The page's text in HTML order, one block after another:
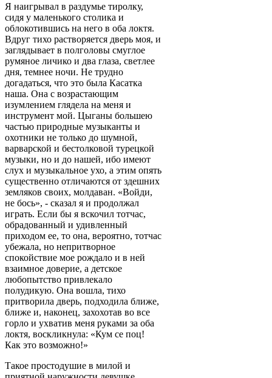
Я наигрывал в раздумье тиролку,
сидя у маленького столика и
облокотившись на него в оба локтя.
Вдруг тихо растворяется дверь моя, и
заглядывает в полголовы смуглое
румяное личико и два глаза, светлее
дня, темнее ночи. Не трудно
догадаться, что это была Касатка
наша. Она с возрастающим
изумлением глядела на меня и
инструмент мой. Цыганы большею
частью природные музыканты и
охотники не только до шумной,
варварской и бестолковой турецкой
музыки, но и до нашей, ибо имеют
слух и музыкальное ухо, а этим опять
существенно отличаются от здешних
земляков своих, молдаван. «Войди,
не бось», - сказал я и продолжал
играть. Если бы я вскочил тотчас,
обрадованный и удивленный
приходом ее, то она, вероятно, тотчас
убежала, но непритворное
спокойствие мое рождало и в ней
взаимное доверие, а детское
любопытство привлекало
полудикую. Она вошла, тихо
притворила дверь, подходила ближе,
ближе и, наконец, захохотав во все
горло и ухватив меня руками за оба
локтя, воскликнула: «Кум се поц!
Как это возможно!»
Такое простодушие в милой и